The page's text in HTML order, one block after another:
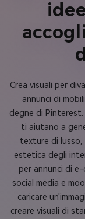
Crea visuali per
annunci di
degne di Pinterest.
ti aiutano a
texture di lusso,
estetica degli
per annunci di e-
social media e
caricare
creare visuali di